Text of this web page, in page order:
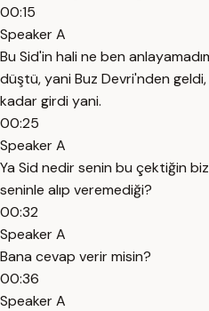
00:15
Speaker A
Bu Sid'in hali ne ben
düştü, yani Buz Devri'nden geldi,
kadar girdi yani.
00:25
Speaker A
Ya Sid nedir senin bu çektiğin
seninle alıp veremediği?
00:32
Speaker A
Bana cevap verir misin?
00:36
Speaker A